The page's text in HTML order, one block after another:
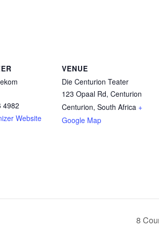
4982
Website
VENUE
Die Centurion Teater
123 Opaal Rd, Centurion
Centurion, South Africa +
Google Map
8